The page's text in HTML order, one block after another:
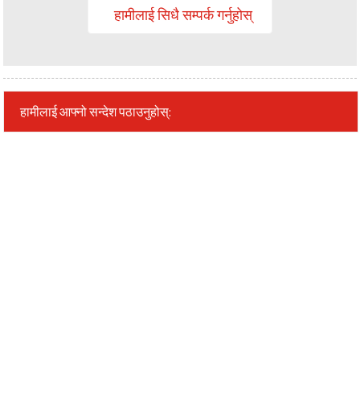
हामीलाई सिधै सम्पर्क गर्नुहोस्
हामीलाई आफ्नो सन्देश पठाउनुहोस्: